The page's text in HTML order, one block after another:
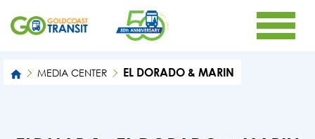
MEDIA CENTER EL DORADO & MARIN